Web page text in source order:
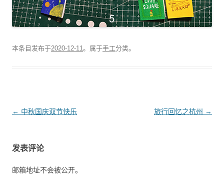
本条目发布于2020-12-11。属于手工分类。
文
航
← 中秋国庆双节快乐 旅行回忆之杭州 →
发表评论
邮箱地址不会被公开。